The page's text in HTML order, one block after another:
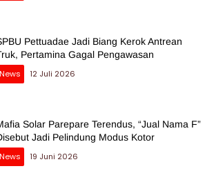
Pettuadae Jadi Biang Kerok Antrean
Pertamina Gagal Pengawasan
News
12 Juli 2026
Solar Parepare Terendus, “Jual Nama F”
Jadi Pelindung Modus Kotor
News
19 Juni 2026